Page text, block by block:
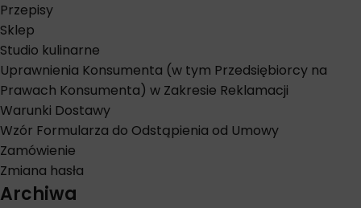
Przepisy
Sklep
Studio kulinarne
Uprawnienia Konsumenta (w tym Przedsiębiorcy na
Prawach Konsumenta) w Zakresie Reklamacji
Warunki Dostawy
Wzór Formularza do Odstąpienia od Umowy
Zamówienie
Zmiana hasła
Archiwa